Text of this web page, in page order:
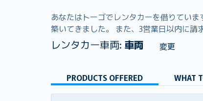
あなたはトーゴでレンタカーを借りてい
築いてきました。 また、3営業日以内に請
レンタカー車両: 車両 変更
PRODUCTS OFFERED WHAT